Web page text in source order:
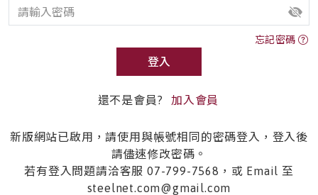
忘記密碼
登入
還不是會員? 加入會員
新版網站已啟用，請使用與帳號相同的密碼登入，登入後
請儘速修改密碼。
若有登入問題請洽客服 07-799-7568，或 Email 至
steelnet.com@gmail.com